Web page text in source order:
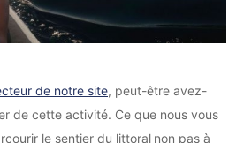
de notre site, peut-être avez-
de cette activité. Ce que nous vous
le sentier du littoral non pas à